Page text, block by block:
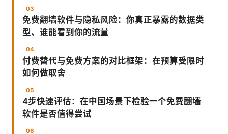
免费翻墙软件与隐私风险：你真正暴露的数据类
型、谁能看到你的流量
付费替代与免费方案的对比框架：在预算受限时
如何做取舍
4步快速评估：在中国场景下检验一个免费翻墙
软件是否值得尝试